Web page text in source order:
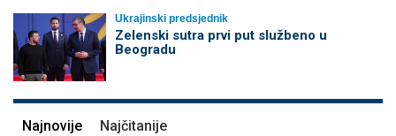
Ukrajinski predsjednik
Zelenski sutra prvi put službeno u
Beogradu
Najnovije Najčitanije